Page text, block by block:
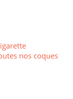
nos coques